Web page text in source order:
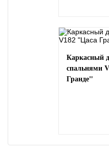
Каркасный
спальнями
Гранде"